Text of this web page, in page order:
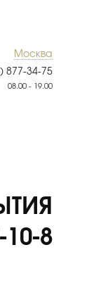
Москва
877-34-75
08.00 - 19.00
10-8